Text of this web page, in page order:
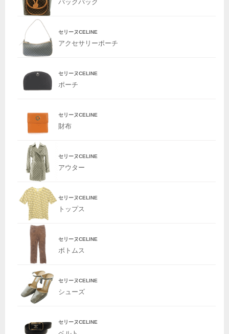
バックパック
セリーヌCELINE
アクセサリーポーチ
セリーヌCELINE
ポーチ
セリーヌCELINE
財布
セリーヌCELINE
アウター
セリーヌCELINE
トップス
セリーヌCELINE
ボトムス
セリーヌCELINE
シューズ
セリーヌCELINE